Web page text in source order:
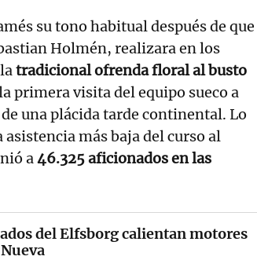
su tono habitual después de que
Holmén, realizara en los
tradicional ofrenda floral al busto
primera visita del equipo sueco a
una plácida tarde continental. Lo
más baja del curso al
a46.325 aficionados en las
del Elfsborg calientan motores